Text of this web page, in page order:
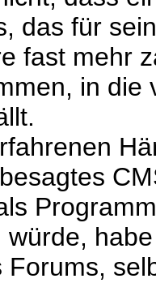
das für
fast mehr
in die
würde,
Forums,